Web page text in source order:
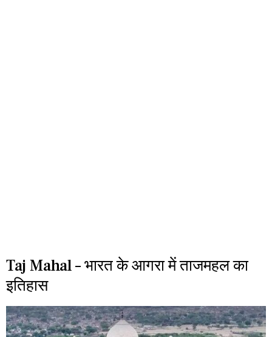
Taj Mahal – भारत के आगरा में ताजमहल का
इतिहास